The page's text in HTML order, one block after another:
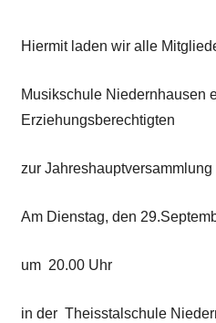
Hiermit laden wir alle
Musikschule Niedernhausen
Erziehungsberechtigten
zur Jahreshauptversammlung
Am Dienstag, den
um 20.00 Uhr
in der Theisstalschule